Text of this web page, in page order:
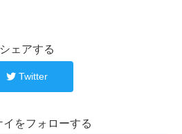
シェアする
Twitter
イをフォローする